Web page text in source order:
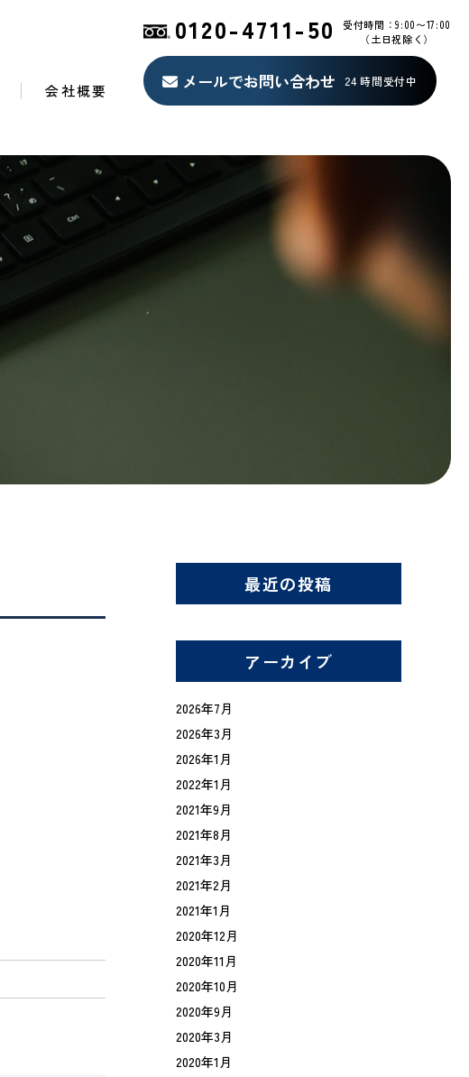
会社概要
0120-4711-50
受付時間：9:00〜17:00
（土日祝除く）
メールでお問い合わせ 24 時間受付中
最近の投稿
アーカイブ
2026年7月
2026年3月
2026年1月
2022年1月
2021年9月
2021年8月
2021年3月
2021年2月
2021年1月
2020年12月
2020年11月
2020年10月
2020年9月
2020年3月
2020年1月